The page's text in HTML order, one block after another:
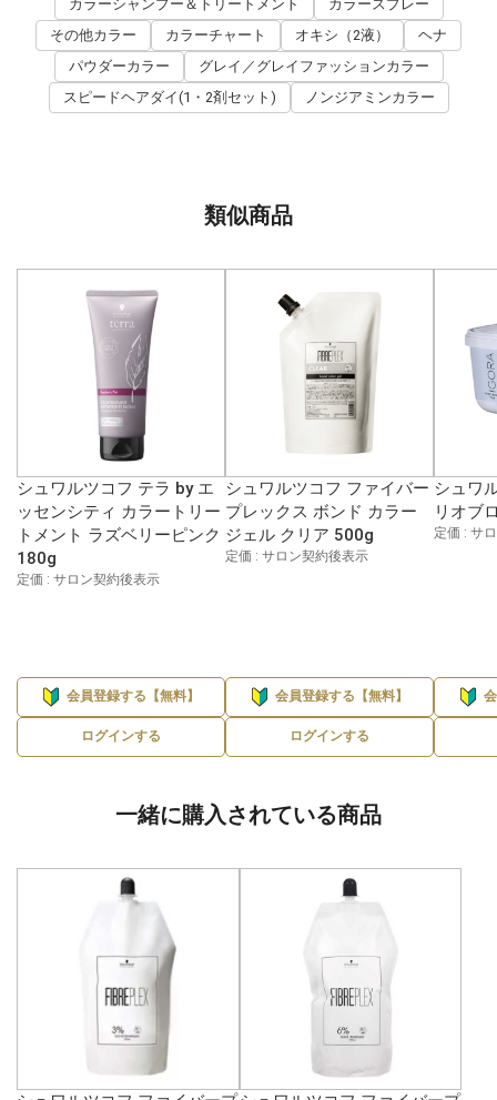
カラーシャンプー＆トリートメント
カラースプレー
その他カラー
カラーチャート オキシ（2液）
ヘナ
パウダーカラー
グレイ／グレイファッションカラー
スピードヘアダイ(1・2剤セット)
ノンジアミンカラー
類似商品
シュワルツコフ テラ by エ
ッセンシティ カラートリー
トメント ラズベリーピンク
180g
定価 : サロン契約後表示
会員登録する【無料】
ログインする
シュワルツコフ ファイバー
プレックス ボンド カラー
ジェル クリア 500g
定価 : サロン契約後表示
会員登録する【無料】
ログインする
シュワ
リオブ
定価 : サ
一緒に購入されている商品